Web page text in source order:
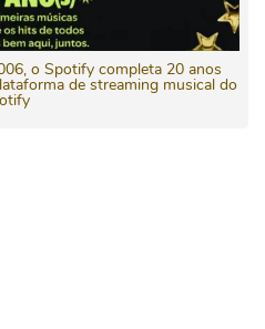
o Spotify completa 20 anos
de streaming musical do